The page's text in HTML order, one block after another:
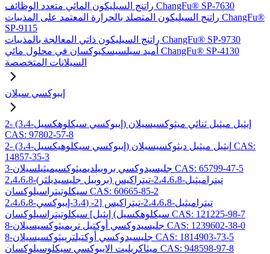
راتنج السيليكون المائي متعدد الوظائف ChangFu® SP-7630
راتنج السيليكون المتصلد بالحرارة المعتمد على المذيبات ChangFu®
SP-9115
راتنج السيليكون ذاتي المعالجة بالمذيبات ChangFu® SP-9730
أميد سيلسيسكيوكسان في محلول مائي ChangFu® SP-4130
السيلانات المتخصصة
إيبوكسي سيلان
2- (3،4-إيبوكسي سيكلوهكسيل) إيثيل ميثيل ثنائي ميثوكسيسيلان
CAS: 97802-57-8
2- (3،4-إيبوكسي سيكلوهيكسيل) إيثيل ميثيل ديثوكسيسيلان CAS:
14857-35-3
3-جليسيدوكسي بروبيلديميثوكسيميثيلسيلان CAS: 65799-47-5
2،4،6،8-تيتراميثيل-2،4،6،8-تيتراكيس (بروبيل جليسيديلثر)
سيكلوتيتراسيلوكسان CAS: 60665-85-2
2،4،6،8-تيتراميثيل-2،4،6،8-تيتراكيس [2- (3،4-إيبوكسي
سيكلوهكسيل) إيثيل] سيكلوتيتراسيلوكسان CAS: 121225-98-7
8-جليسيدوكسي أوكتيل تريميثوكسيسيلان CAS: 1239602-38-0
8-جليسيدوكسي أوكتيلترييثوكسيسيلان CAS: 1814903-73-5
ميثاكريليت الايبوكسي سيكلوسيلوكسان CAS: 948598-97-8